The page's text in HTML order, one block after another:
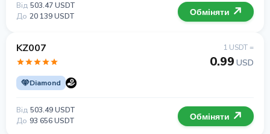
Від 503.47 USDT
До 20 139 USDT Обміняти
KZ007
Diamond
1 USDT =
0.99 USD
Від 503.49 USDT
До 93 656 USDT Обміняти